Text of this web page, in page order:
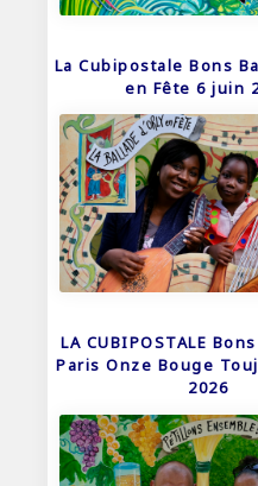
La Cubipostale Bons
en Fête 6 juin
LA CUBIPOSTALE
Paris Onze Bouge
2026